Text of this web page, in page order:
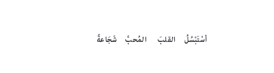
أسْتَبْسُلُ القلبَ المُحبَّ شَجَاعةً